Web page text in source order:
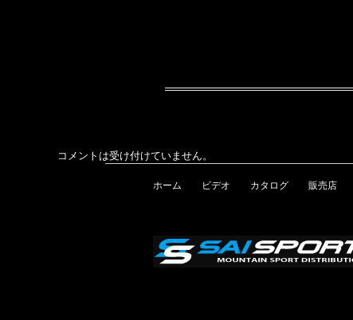
コメントは受け付けていません。
ホーム ビデオ カタログ 販売店